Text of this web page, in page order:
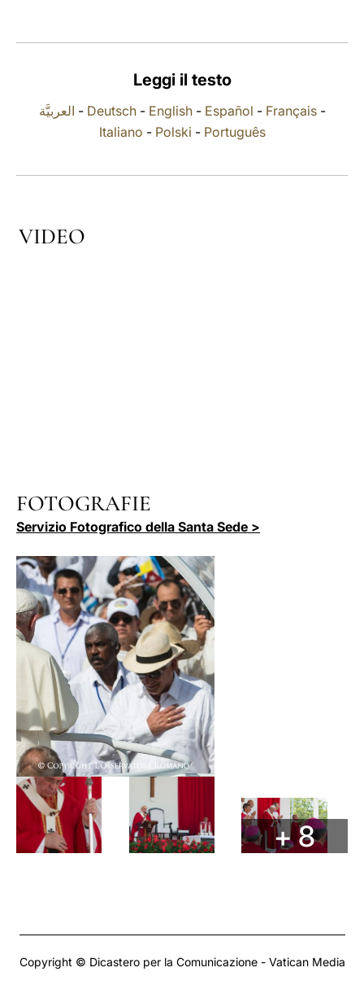
Leggi il testo
العربيَّة - Deutsch- English- Español - Français-
Italiano - Polski - Português
VIDEO
FOTOGRAFIE
Servizio Fotografico della Santa Sede >
+ 8
Copyright © Dicastero per la Comunicazione - Vatican Media